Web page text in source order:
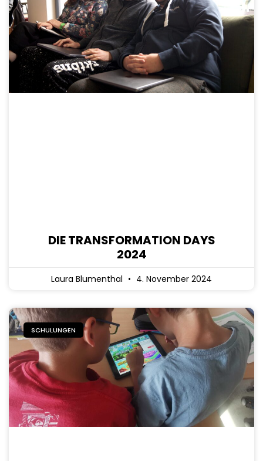
DIE TRANSFORMATION DAYS
2024
Laura Blumenthal 4. November 2024
SCHULUNGEN